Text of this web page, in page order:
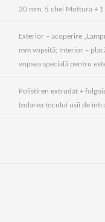
30 mm. 5 chei Mottura +
Exterior – acoperire
mm vopsită; Interior –
vopsea specială pentru
Polistiren extrudat +
Izolarea tocului ușii de